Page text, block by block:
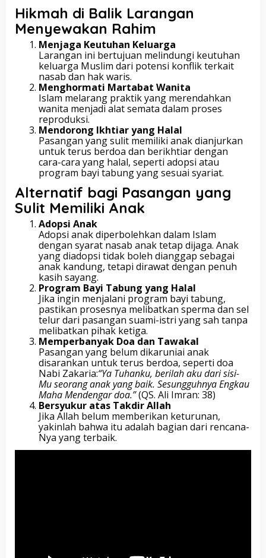
Hikmah di Balik Larangan
Menyewakan Rahim
Menjaga Keutuhan Keluarga
Larangan ini bertujuan melindungi keutuhan
keluarga Muslim dari potensi konflik terkait
nasab dan hak waris.
Menghormati Martabat Wanita
Islam melarang praktik yang merendahkan
wanita menjadi alat semata dalam proses
reproduksi.
Mendorong Ikhtiar yang Halal
Pasangan yang sulit memiliki anak dianjurkan
untuk terus berdoa dan berikhtiar dengan
cara-cara yang halal, seperti adopsi atau
program bayi tabung yang sesuai syariat.
Alternatif bagi Pasangan yang
Sulit Memiliki Anak
Adopsi Anak
Adopsi anak diperbolehkan dalam Islam
dengan syarat nasab anak tetap dijaga. Anak
yang diadopsi tidak boleh dianggap sebagai
anak kandung, tetapi dirawat dengan penuh
kasih sayang.
Program Bayi Tabung yang Halal
Jika ingin menjalani program bayi tabung,
pastikan prosesnya melibatkan sperma dan sel
telur dari pasangan suami-istri yang sah tanpa
melibatkan pihak ketiga.
Memperbanyak Doa dan Tawakal
Pasangan yang belum dikaruniai anak
disarankan untuk terus berdoa, seperti doa
Nabi Zakaria:“Ya Tuhanku, berilah aku dari sisi-
Mu seorang anak yang baik. Sesungguhnya Engkau
Maha Mendengar doa.”(QS. Ali Imran: 38)
Bersyukur atas Takdir Allah
Jika Allah belum memberikan keturunan,
yakinlah bahwa itu adalah bagian dari rencana-
Nya yang terbaik.